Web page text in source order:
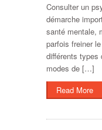
Consulter un
démarche
santé mentale,
parfois freiner
différents types
modes de […]
Read More